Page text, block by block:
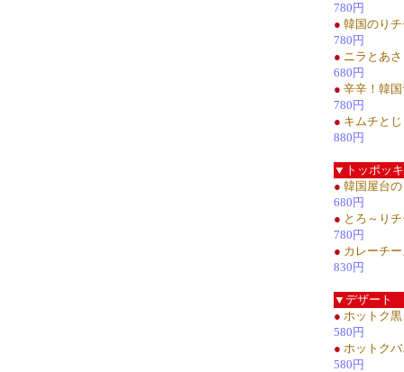
780円
● 韓国のり
780円
● ニラとあ
680円
● 辛辛！韓
780円
● キムチと
880円
▼トッポッキ
● 韓国屋台
680円
● とろ～り
780円
● カレーチ
830円
▼デザート
● ホットク
580円
● ホットク
580円